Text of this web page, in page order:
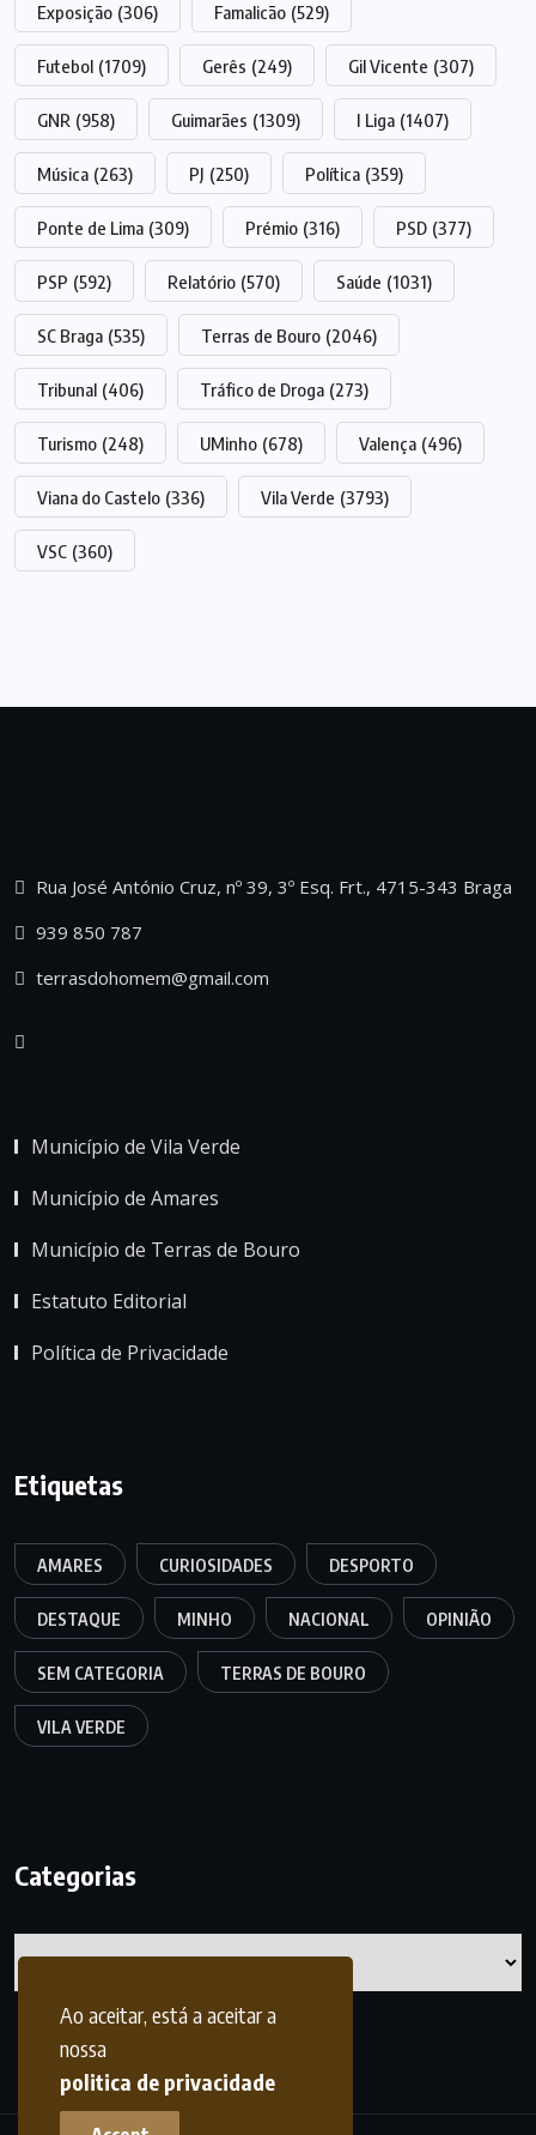
Ao aceitar, está a aceitar a
nossa
politica de privacidade
Exposição (306) Famalicão (529)
Futebol (1709) Gerês (249) Gil Vicente (307)
GNR (958) Guimarães (1309) I Liga (1407)
Música (263) PJ (250) Política (359)
Ponte de Lima (309) Prémio (316) PSD (377)
PSP (592) Relatório (570) Saúde (1031)
SC Braga (535) Terras de Bouro (2046)
Tribunal (406) Tráfico de Droga (273)
Turismo (248) UMinho (678) Valença (496)
Viana do Castelo (336) Vila Verde (3793)
VSC (360)
Rua José António Cruz, nº 39, 3º Esq. Frt., 4715-343 Braga
939 850 787
terrasdohomem@gmail.com
Município de Vila Verde
Município de Amares
Município de Terras de Bouro
Estatuto Editorial
Política de Privacidade
Etiquetas
AMARES CURIOSIDADES DESPORTO
DESTAQUE MINHO NACIONAL OPINIÃO
SEM CATEGORIA TERRAS DE BOURO
VILA VERDE
Categorias